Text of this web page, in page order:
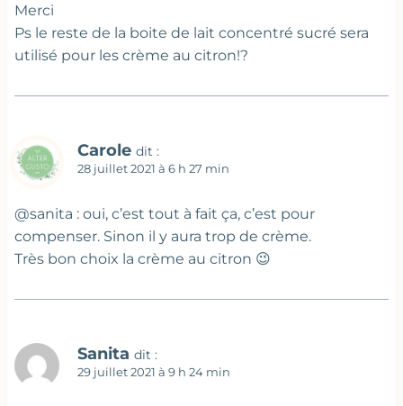
Merci
Ps le reste de la boite de lait concentré sucré sera
utilisé pour les crème au citron!?
Carole dit :
28 juillet 2021 à 6 h 27 min
@sanita : oui, c’est tout à fait ça, c’est pour
compenser. Sinon il y aura trop de crème.
Très bon choix la crème au citron 😉
Sanita dit :
29 juillet 2021 à 9 h 24 min